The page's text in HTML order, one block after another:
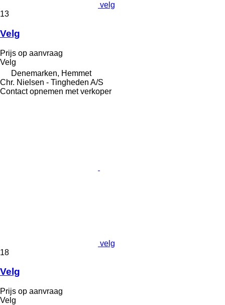
velg
13
Velg
Prijs op aanvraag
Velg
Denemarken, Hemmet
Chr. Nielsen - Tingheden A/S
Contact opnemen met verkoper
velg
18
Velg
Prijs op aanvraag
Velg